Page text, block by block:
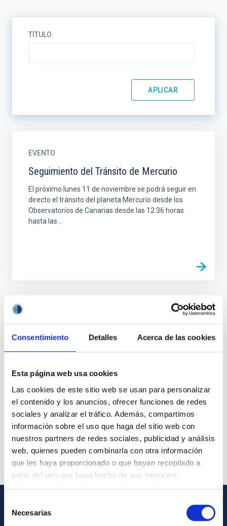
Consentimiento Detalles Acerca de las cookies
Esta página web usa cookies
Las cookies de este sitio web se usan para personalizar
el contenido y los anuncios, ofrecer funciones de redes
sociales y analizar el tráfico. Además, compartimos
información sobre el uso que haga del sitio web con
nuestros partners de redes sociales, publicidad y análisis
web, quienes pueden combinarla con otra información
que les haya proporcionado o que hayan recopilado a
partir del uso que haya hecho de sus servicios.
Necesarias
TÍTULO
EVENTO
Seguimiento del Tránsito de Mercurio
El próximo lunes 11 de noviembre se podrá seguir en
directo el tránsito del planeta Mercurio desde los
Observatorios de Canarias desde las 12:36 horas
hasta las...
INFORMACIÓN GENERAL